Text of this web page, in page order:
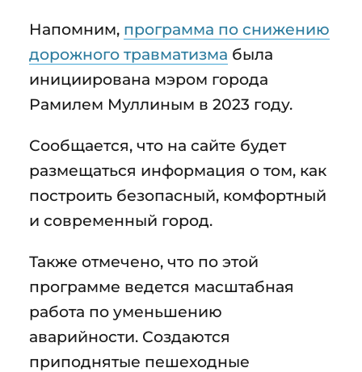
Напомним, программа по снижению
дорожного травматизма была
инициирована мэром города
Рамилем Муллиным в 2023 году.
Сообщается, что на сайте будет
размещаться информация о том, как
построить безопасный, комфортный
и современный город.
Также отмечено, что по этой
программе ведется масштабная
работа по уменьшению
аварийности. Создаются
приподнятые пешеходные